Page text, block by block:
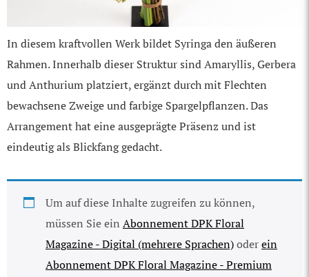
In diesem kraftvollen Werk bildet Syringa den äußeren
Rahmen. Innerhalb dieser Struktur sind Amaryllis, Gerbera
und Anthurium platziert, ergänzt durch mit Flechten
bewachsene Zweige und farbige Spargelpflanzen. Das
Arrangement hat eine ausgeprägte Präsenz und ist
eindeutig als Blickfang gedacht.
Um auf diese Inhalte zugreifen zu können,
müssen Sie ein Abonnement DPK Floral
Magazine - Digital (mehrere Sprachen)oderein
Abonnement DPK Floral Magazine - Premium